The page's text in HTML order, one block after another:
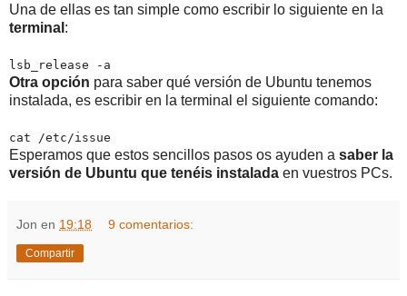
Una de ellas es tan simple como escribir lo siguiente en la
terminal :
lsb_release -a
Otra opción para saber qué versión de Ubuntu tenemos
instalada, es escribir en la terminal el siguiente comando:
cat /etc/issue
Esperamos que estos sencillos pasos os ayuden a saber la
versión de Ubuntu que tenéis instalada en vuestros PCs.
Jon en 19:18 9 comentarios:
Compartir